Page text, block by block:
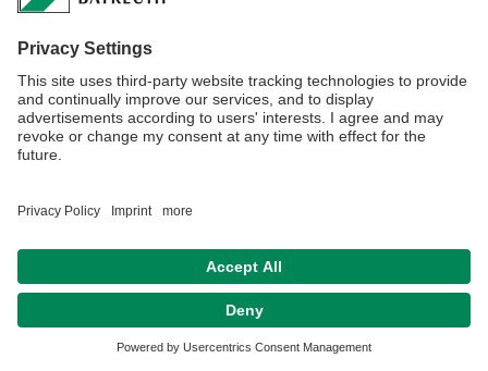
Datenschutz / Disclaimer
Kontakt
Barrierefreiheitserklärung